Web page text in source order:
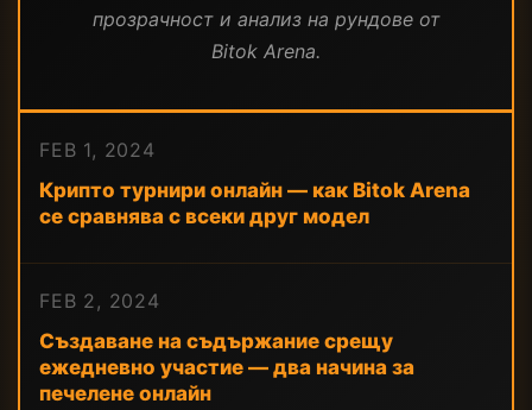
прозрачност и анализ на рундове от
Bitok Arena.
FEB 1, 2024
Крипто турнири онлайн — как Bitok Arena
се сравнява с всеки друг модел
FEB 2, 2024
Създаване на съдържание срещу
ежедневно участие — два начина за
печелене онлайн